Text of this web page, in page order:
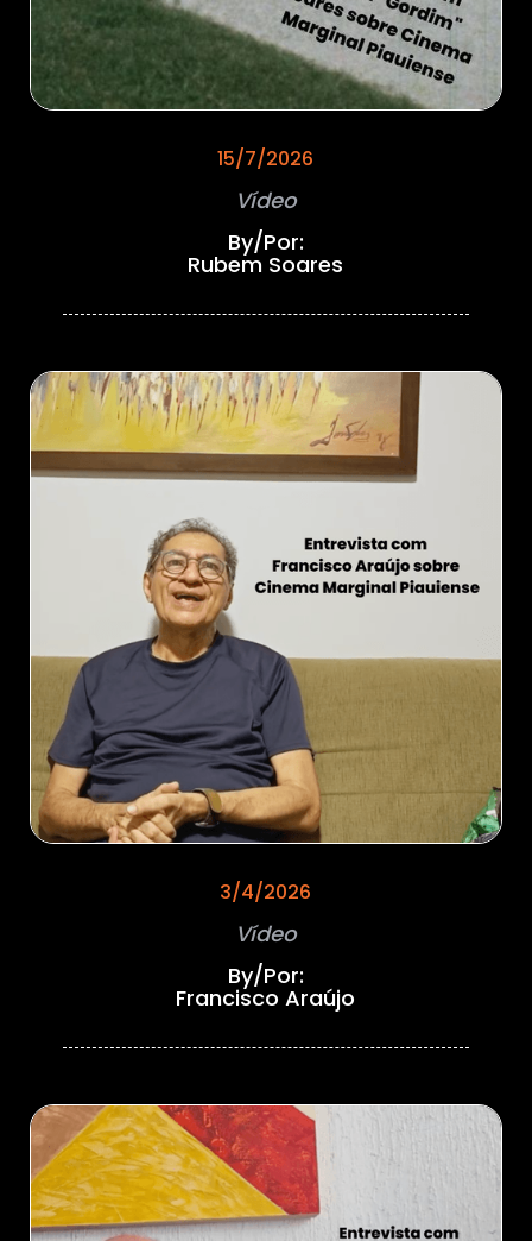
15/7/2026
Vídeo
By/Por:
Rubem Soares
3/4/2026
Vídeo
By/Por:
Francisco Araújo